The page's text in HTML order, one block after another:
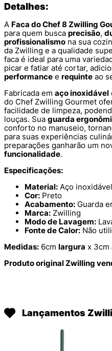
Detalhes:
A Faca do Chef 8 Zwilling
para quem busca precisão,
profissionalismo na sua
da Zwilling e a qualidade
faca é ideal para uma
picar e fatiar até cortar,
performance e requinte ao
Fabricada em aço inoxidável
do Chef Zwilling Gourmet
facilidade de limpeza,
louças. Sua guarda
conforto no manuseio,
para suas experiências
preparações ganharão um
funcionalidade.
Especificações:
Material: Aço inoxidável
Cor: Preto
Acabamento: Guarda
Marca: Zwilling
Modo de Lavagem:
Fonte de Calor: Não
Medidas: 6cm largura x 3cm
Produto original Zwilling
Lançamentos